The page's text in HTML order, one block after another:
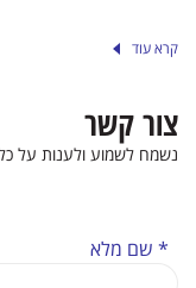
קרא עוד
צור קשר
נשמח לשמוע ולענות על
* שם מלא